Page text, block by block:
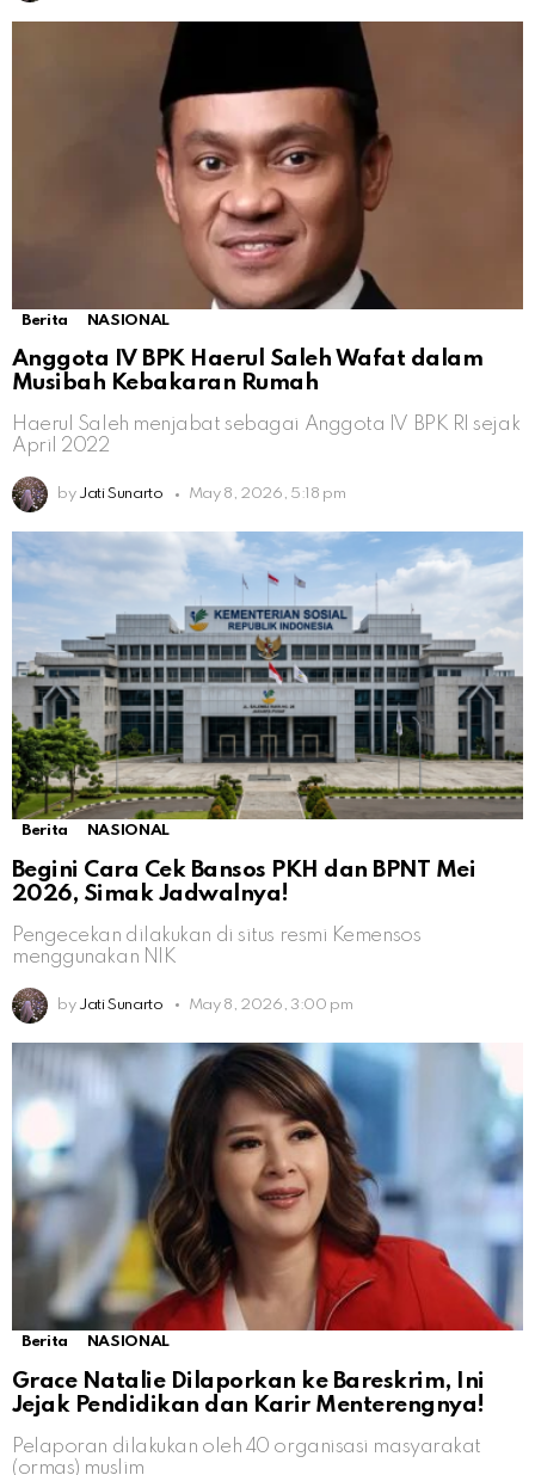
Berita NASIONAL
Anggota IV BPK Haerul Saleh Wafat dalam
Musibah Kebakaran Rumah
Haerul Saleh menjabat sebagai Anggota IV BPK RI sejak
April 2022
by Jati Sunarto May 8, 2026, 5:18 pm
Berita NASIONAL
Begini Cara Cek Bansos PKH dan BPNT Mei
2026, Simak Jadwalnya!
Pengecekan dilakukan di situs resmi Kemensos
menggunakan NIK
by Jati Sunarto May 8, 2026, 3:00 pm
Berita NASIONAL
Grace Natalie Dilaporkan ke Bareskrim, Ini
Jejak Pendidikan dan Karir Menterengnya!
Pelaporan dilakukan oleh 40 organisasi masyarakat
(ormas) muslim